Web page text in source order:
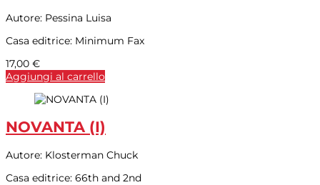
Autore: Pessina Luisa
Casa editrice: Minimum Fax
17,00 €
Aggiungi al carrello
NOVANTA (I)
Autore: Klosterman Chuck
Casa editrice: 66th and 2nd